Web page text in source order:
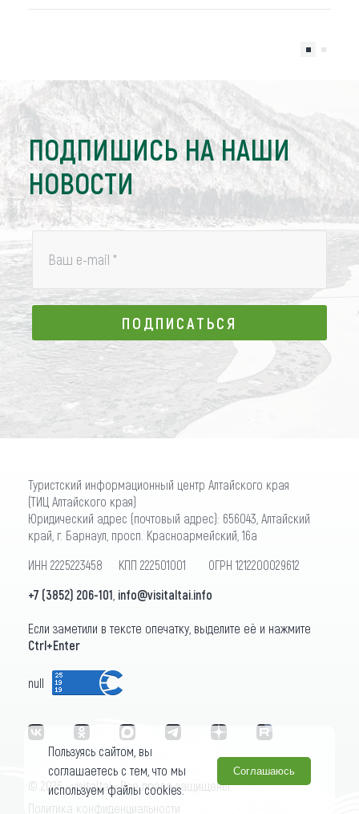
ПОДПИШИСЬ НА НАШИ
НОВОСТИ
Ваш e-mail *
ПОДПИСАТЬСЯ
ПОДПИСАТЬСЯ
Туристский информационный центр Алтайского края
(ТИЦ Алтайского края)
Юридический адрес (почтовый адрес): 656043, Алтайский
край, г. Барнаул, просп. Красноармейский, 16а
ИНН 2225223458 КПП 222501001 ОГРН 1212200029612
+7 (3852) 206-101 info@visitaltai.info
Если заметили в тексте опечатку, выделите её и нажмите
Ctrl+Enter
null
© 2026 «visitaltai» Все права защищены.
Политика конфиденциальности
Пользуясь сайтом, вы
соглашаетесь с тем, что мы
используем файлы cookies.
Соглашаюсь